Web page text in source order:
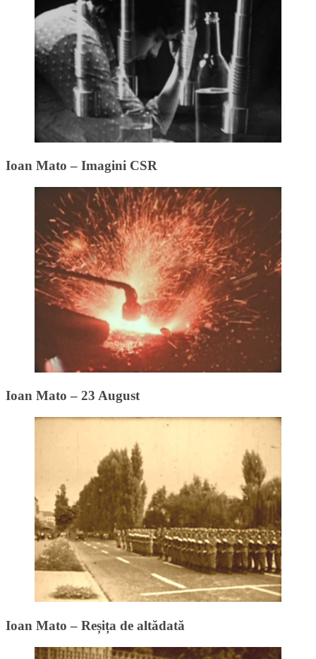
Ioan Mato – Imagini CSR
Ioan Mato – 23 August
Ioan Mato – Reșița de altădată